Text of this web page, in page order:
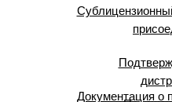
Документация о